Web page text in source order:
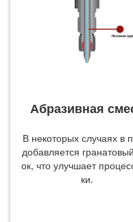
Абразивная
В некоторых случаях в
добавляется
ок, что улучшает
ки.